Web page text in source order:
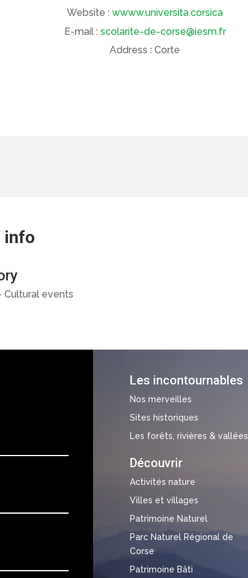
Website :wwww.universita.corsica
E-mail : scolarite-de-corse@iesm.fr
Address :Corte
info
Cultural events
Les incontournables
Nos merveilles
Sites historiques
Les forêts, rivières & vallées
Découvrir
Activités nature
Villes et villages
Patrimoine Naturel
Parc Naturel Régional de
Corse
Patrimoine Bâti